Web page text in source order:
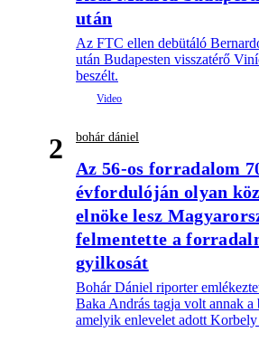
után
Az FTC ellen debütáló
után Budapesten visszatérő
beszélt.
2 bohár dániel
Az 56-os forradalom
évfordulóján olyan
elnöke lesz
felmentette a
gyilkosát
Bohár Dániel riporter
Baka András tagja volt annak a
amelyik enlevelet adott Korbely